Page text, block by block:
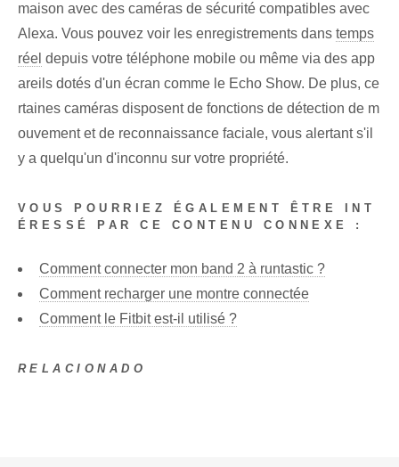
maison avec des caméras de sécurité compatibles avec
Alexa. Vous pouvez voir les enregistrements dans temps
réel depuis votre téléphone mobile ou même via des app
areils dotés d'un écran comme le‌ Echo⁢ Show.⁤ De plus, ce
rtaines caméras⁢ disposent de fonctions de détection de m
ouvement et de reconnaissance faciale, vous alertant ‌s'il
y a quelqu'un d'inconnu sur votre propriété.
VOUS POURRIEZ ÉGALEMENT ÊTRE INT
ÉRESSÉ PAR CE CONTENU CONNEXE :
Comment connecter mon band 2 à runtastic ?
Comment recharger une montre connectée
Comment le Fitbit est-il utilisé ?
RELACIONADO